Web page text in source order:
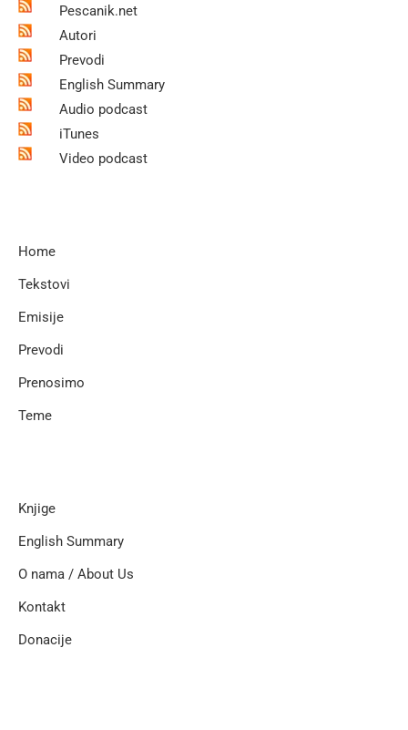
Pescanik.net
Autori
Prevodi
English Summary
Audio podcast
iTunes
Video podcast
Home
Tekstovi
Emisije
Prevodi
Prenosimo
Teme
Knjige
English Summary
O nama / About Us
Kontakt
Donacije